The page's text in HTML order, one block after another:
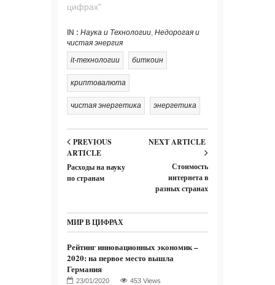
цифрах"
IN : Наука и Технологии, Недорогая и
чистая энергия
it-технологии
биткоин
криптовалюта
чистая энергетика энергетика
PREVIOUS
ARTICLE
Расходы на науку
по странам
NEXT ARTICLE
Стоимость
интернета в
разных странах
МИР В ЦИФРАХ
Рейтинг инновационных экономик –
2020: на первое место вышла
Германия
453 Views